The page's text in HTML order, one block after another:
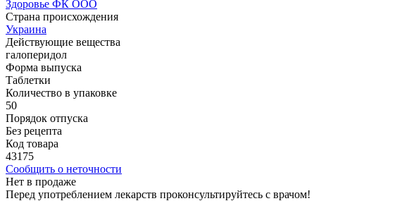
Здоровье ФК ООО
Страна происхождения
Украина
Действующие вещества
галоперидол
Форма выпуска
Таблетки
Количество в упаковке
50
Порядок отпуска
Без рецепта
Код товара
43175
Сообщить о неточности
Нет в продаже
Перед употреблением лекарств проконсультируйтесь с врачом!